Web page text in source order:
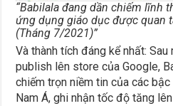
“Babilala đang dần chiếm lĩnh
ứng dụng giáo dục được quan
(Tháng 7/2021)”
Và thành tích đáng kể nhất:
publish lên store của Google,
chiếm trọn niềm tin của các
Nam Á, ghi nhận tốc độ tăng